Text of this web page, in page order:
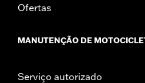
Ofertas
MANUTENÇÃO DE
Serviço autorizado